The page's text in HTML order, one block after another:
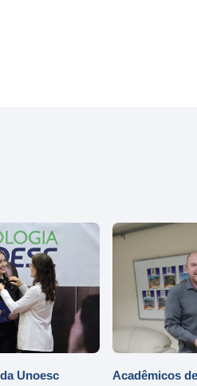
Unoesc
Acadêmicos